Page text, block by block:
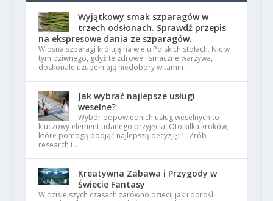
Wyjątkowy smak szparagów w
trzech odsłonach. Sprawdź przepis
na ekspresowe dania ze szparagów.
Wiosna szparagi królują na wielu Polskich stołach. Nic w
tym dziwnego, gdyż te zdrowe i smaczne warzywa,
doskonale uzupełniają niedobory witamin …
Jak wybrać najlepsze usługi
weselne?
Wybór odpowiednich usług weselnych to
kluczowy element udanego przyjęcia. Oto kilka kroków,
które pomogą podjąć najlepszą decyzję: 1. Zrób
research i …
Kreatywna Zabawa i Przygody w
Świecie Fantasy
W dzisiejszych czasach zarówno dzieci, jak i dorośli